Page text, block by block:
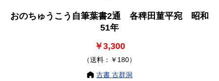
おのちゅうこう自筆葉書2通 各稗田菫平宛 昭和
51年
￥3,300
（送料：￥180）
古書 古群洞